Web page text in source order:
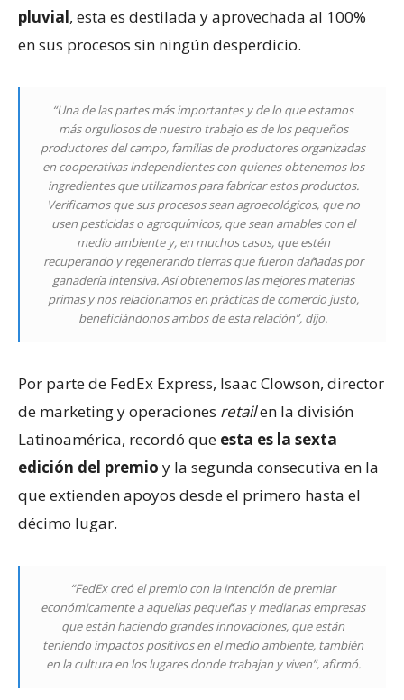
pluvial, esta es destilada y aprovechada al 100%
en sus procesos sin ningún desperdicio.
“Una de las partes más importantes y de lo que estamos
más orgullosos de nuestro trabajo es de los pequeños
productores del campo, familias de productores organizadas
en cooperativas independientes con quienes obtenemos los
ingredientes que utilizamos para fabricar estos productos.
Verificamos que sus procesos sean agroecológicos, que no
usen pesticidas o agroquímicos, que sean amables con el
medio ambiente y, en muchos casos, que estén
recuperando y regenerando tierras que fueron dañadas por
ganadería intensiva. Así obtenemos las mejores materias
primas y nos relacionamos en prácticas de comercio justo,
beneficiándonos ambos de esta relación”, dijo.
Por parte de FedEx Express, Isaac Clowson, director
de marketing y operaciones retailen la división
Latinoamérica, recordó que esta es la sexta
edición del premio y la segunda consecutiva en la
que extienden apoyos desde el primero hasta el
décimo lugar.
“FedEx creó el premio con la intención de premiar
económicamente a aquellas pequeñas y medianas empresas
que están haciendo grandes innovaciones, que están
teniendo impactos positivos en el medio ambiente, también
en la cultura en los lugares donde trabajan y viven”, afirmó.